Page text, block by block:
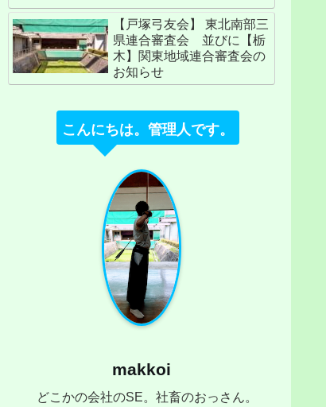
【戸塚弓友会】 東北南部三
県連合審査会 並びに【栃
木】関東地域連合審査会の
お知らせ
こんにちは。管理人です。
makkoi
どこかの会社のSE。社畜のおっさん。